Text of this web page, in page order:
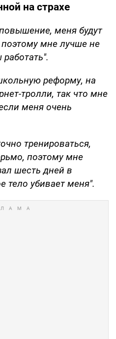
на страхе
меня будут
мне лучше не
реформу, на
тролли, так что мне
меня очень
тренироваться,
поэтому мне
шесть дней в
тело убивает меня".